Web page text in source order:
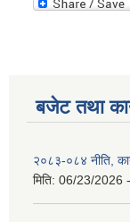
बजेट तथा
२०८३-०८४ नीति,
मिति: 06/23/2026